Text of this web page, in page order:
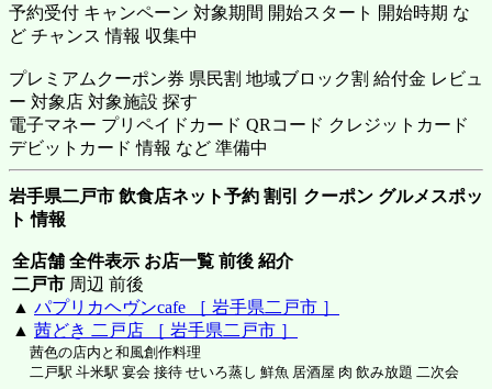
予約受付 キャンペーン 対象期間 開始スタート 開始時期 な
ど チャンス 情報 収集中
プレミアムクーポン券 県民割 地域ブロック割 給付金 レビュ
ー 対象店 対象施設 探す
電子マネー プリペイドカード QRコード クレジットカード
デビットカード 情報 など 準備中
岩手県二戸市 飲食店ネット予約 割引 クーポン グルメスポッ
ト 情報
全店舗 全件表示 お店一覧 前後 紹介
二戸市 周辺 前後
▲ パプリカヘヴンcafe ［ 岩手県二戸市 ］
▲ 茜どき 二戸店 ［ 岩手県二戸市 ］
茜色の店内と和風創作料理
二戸駅 斗米駅 宴会 接待 せいろ蒸し 鮮魚 居酒屋 肉 飲み放題 二次会